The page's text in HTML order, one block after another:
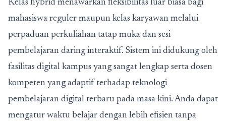
Kelas hybrid menawarkan fleksibilitas luar biasa bagi
mahasiswa reguler maupun kelas karyawan melalui
perpaduan perkuliahan tatap muka dan sesi
pembelajaran daring interaktif. Sistem ini didukung oleh
fasilitas digital kampus yang sangat lengkap serta dosen
kompeten yang adaptif terhadap teknologi
pembelajaran digital terbaru pada masa kini. Anda dapat
mengatur waktu belajar dengan lebih efisien tanpa